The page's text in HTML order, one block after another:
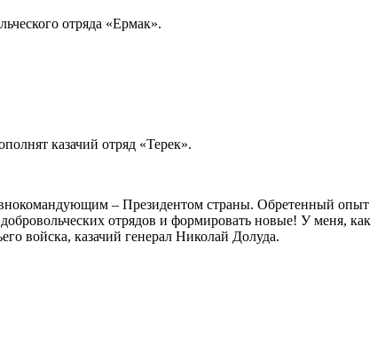
отряда «Ермак».
казачий отряд «Терек».
– Президентом страны. Обретенный опыт
отрядов и формировать новые! У меня, как
войска, казачий генерал Николай Долуда.